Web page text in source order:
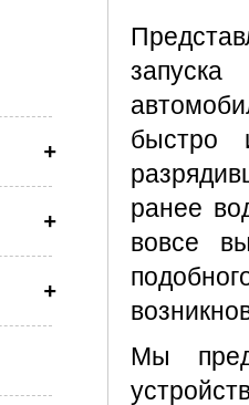
быстро
ранее
вовсе
Мы